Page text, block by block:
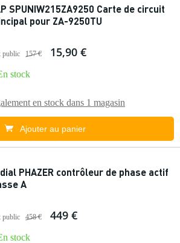
SPUNIW215ZA9250 Carte de circuit
pour ZA-9250TU
public 157 € 15,90 €
stock
en stock dans 1 magasin
Ajouter au panier
PHAZER contrôleur de phase actif
A
public 458 € 449 €
stock